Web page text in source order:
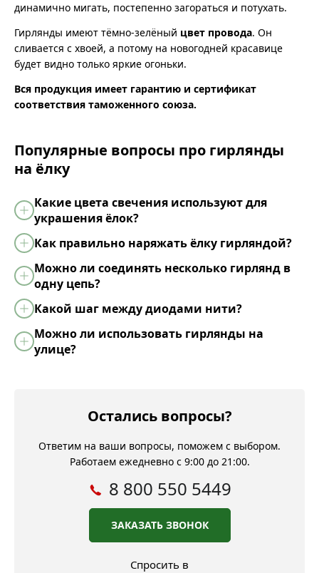
динамично мигать, постепенно загораться и потухать.
Гирлянды имеют тёмно-зелёный цвет провода. Он
сливается с хвоей, а потому на новогодней красавице
будет видно только яркие огоньки.
Вся продукция имеет гарантию и сертификат
соответствия таможенного союза.
Популярные вопросы про гирлянды
на ёлку
Какие цвета свечения используют для
украшения ёлок?
Как правильно наряжать ёлку гирляндой?
Можно ли соединять несколько гирлянд в
одну цепь?
Какой шаг между диодами нити?
Можно ли использовать гирлянды на
улице?
Остались вопросы?
Ответим на ваши вопросы, поможем с выбором.
Работаем ежедневно с 9:00 до 21:00.
8 800 550 5449
ЗАКАЗАТЬ ЗВОНОК
Спросить в